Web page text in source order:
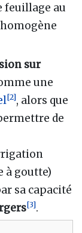
feuillage au
sur
une
[2], alors que
de
à goutte)
sa capacité
[3].